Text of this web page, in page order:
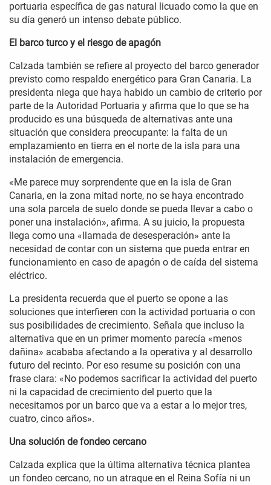
portuaria específica de gas natural licuado como la que en
su día generó un intenso debate público.
El barco turco y el riesgo de apagón
Calzada también se refiere al proyecto del barco generador
previsto como respaldo energético para Gran Canaria. La
presidenta niega que haya habido un cambio de criterio por
parte de la Autoridad Portuaria y afirma que lo que se ha
producido es una búsqueda de alternativas ante una
situación que considera preocupante: la falta de un
emplazamiento en tierra en el norte de la isla para una
instalación de emergencia.
«Me parece muy sorprendente que en la isla de Gran
Canaria, en la zona mitad norte, no se haya encontrado
una sola parcela de suelo donde se pueda llevar a cabo o
poner una instalación», afirma. A su juicio, la propuesta
llega como una «llamada de desesperación» ante la
necesidad de contar con un sistema que pueda entrar en
funcionamiento en caso de apagón o de caída del sistema
eléctrico.
La presidenta recuerda que el puerto se opone a las
soluciones que interfieren con la actividad portuaria o con
sus posibilidades de crecimiento. Señala que incluso la
alternativa que en un primer momento parecía «menos
dañina» acababa afectando a la operativa y al desarrollo
futuro del recinto. Por eso resume su posición con una
frase clara: «No podemos sacrificar la actividad del puerto
ni la capacidad de crecimiento del puerto que la
necesitamos por un barco que va a estar a lo mejor tres,
cuatro, cinco años».
Una solución de fondeo cercano
Calzada explica que la última alternativa técnica plantea
un fondeo cercano, no un atraque en el Reina Sofía ni un